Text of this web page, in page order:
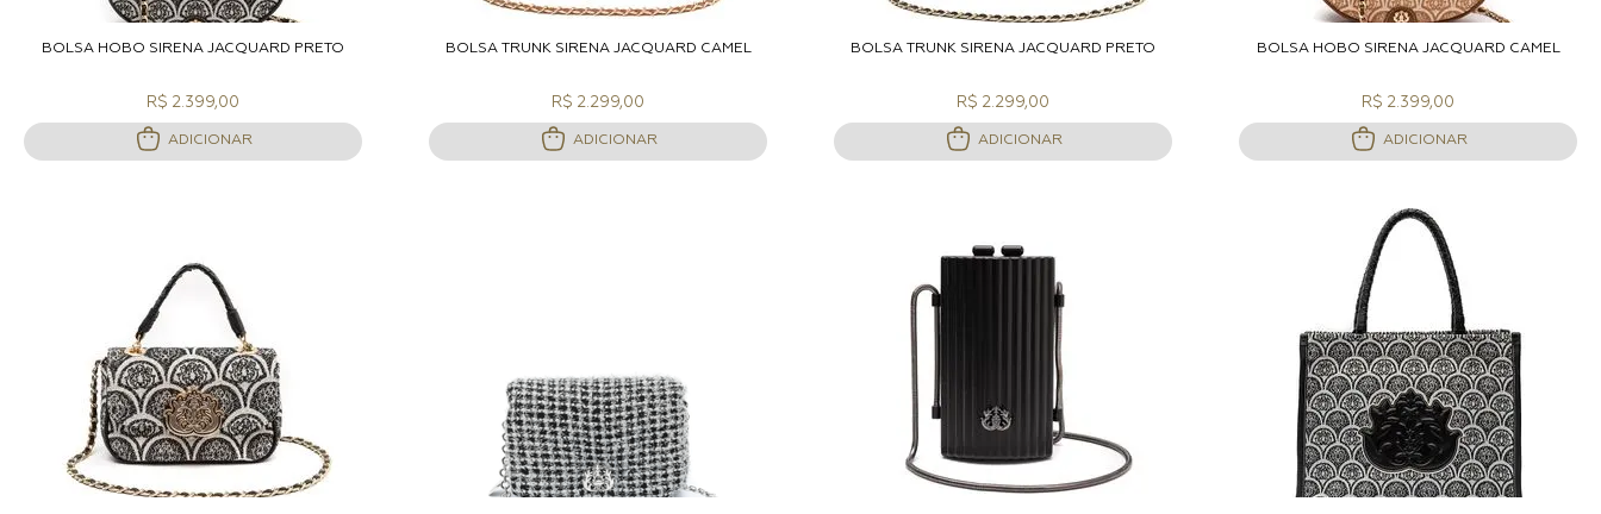
ADICIONAR A SACOLA
BOLSA HOBO SIRENA JACQUARD PRETO
R$ 2.399,00
ADICIONAR
BOLSA TRUNK SIRENA JACQUARD CAMEL
R$ 2.299,00
ADICIONAR
ADICIONAR A SACOLA
BOLSA TRUNK SIRENA JACQUARD PRETO
R$ 2.299,00
ADICIONAR
ADICIONAR A SACOLA
BOLSA HOBO SIRENA JACQUARD CAMEL
R$ 2.399,00
ADICIONAR
ADICIONAR A SACOLA ADICIONAR A SACOLA ADICIONAR A SACOLA